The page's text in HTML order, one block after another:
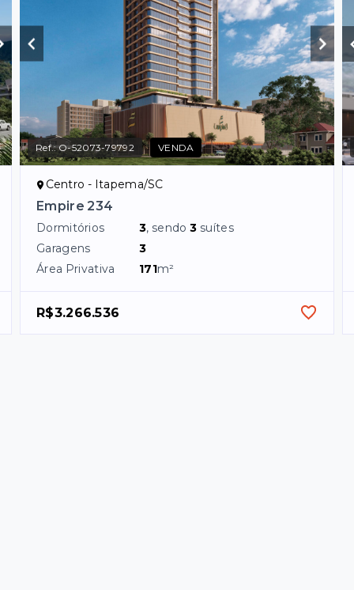
Ref.:O-52073-79792 VENDA
Centro - Itapema/SC
Empire 234
Dormitórios 3, sendo3 suítes
Garagens
3
Área Privativa
171m²
R$3.266.536